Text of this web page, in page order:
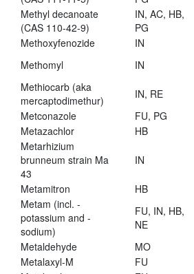
Methyl decanoate
(CAS 110-42-9)
IN, AC, HB,
PG
Methoxyfenozide
IN
Methomyl
IN
Methiocarb (aka
mercaptodimethur)
IN, RE
Metconazole
FU, PG
Metazachlor
HB
Metarhizium
brunneum strain Ma
43
IN
Metamitron HB
Metam (incl. -
potassium and -
sodium)
FU, IN, HB,
NE
Metaldehyde MO
Metalaxyl-M
FU